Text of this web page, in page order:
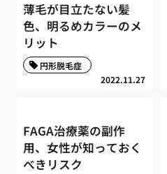
薄毛が目立たない髪
色、明るめカラーのメ
リット
2022.11.27
円形脱毛症
FAGA治療薬の副作
用、女性が知っておく
べきリスク